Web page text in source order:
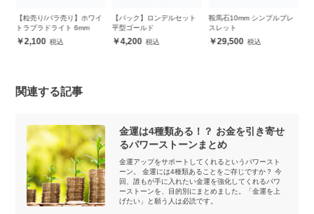
【粒売り/バラ売り】ホワイ
トラブラドライト 6mm
2,100
【パック】ロンデルセット
平型ゴールド
4,200
鞍馬石10mm シンプルブレ
スレット
29,500
関連する記事
金運は4種類ある！？ お金を引き寄せ
るパワーストーンまとめ
金運アップをサポートしてくれるというパワースト
ーン。 金運には4種類あることをご存じですか？ 今
回、誰もが手に入れたい金運を強化してくれるパワ
ーストーンを、目的別にまとめました。「金運を上
げたい」と願う人は必読です。